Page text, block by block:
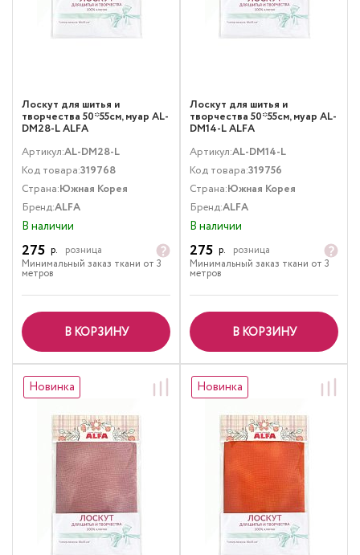
Лоскут для шитья и
творчества 50*55см, муар AL-
DM28-L ALFA
Артикул:AL-DM28-L
Код товара:319768
Страна:Южная Корея
Бренд:ALFA
В наличии
275 р.
розница
Минимальный заказ ткани от 3
метров
В КОРЗИНУ
Лоскут для шитья и
творчества 50*55см, муар AL-
DM14-L ALFA
Артикул:AL-DM14-L
Код товара:319756
Страна:Южная Корея
Бренд:ALFA
В наличии
275 р.
розница
Минимальный заказ ткани от 3
метров
В КОРЗИНУ
Новинка Новинка